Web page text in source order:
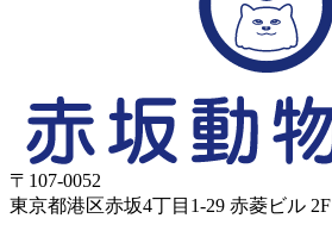
〒107-0052
東京都港区赤坂4丁目1-29 赤菱ビル 2F